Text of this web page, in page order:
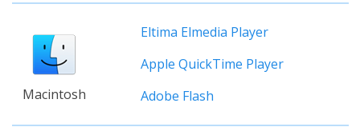
Macintosh
Eltima Elmedia Player
Apple QuickTime Player
Adobe Flash